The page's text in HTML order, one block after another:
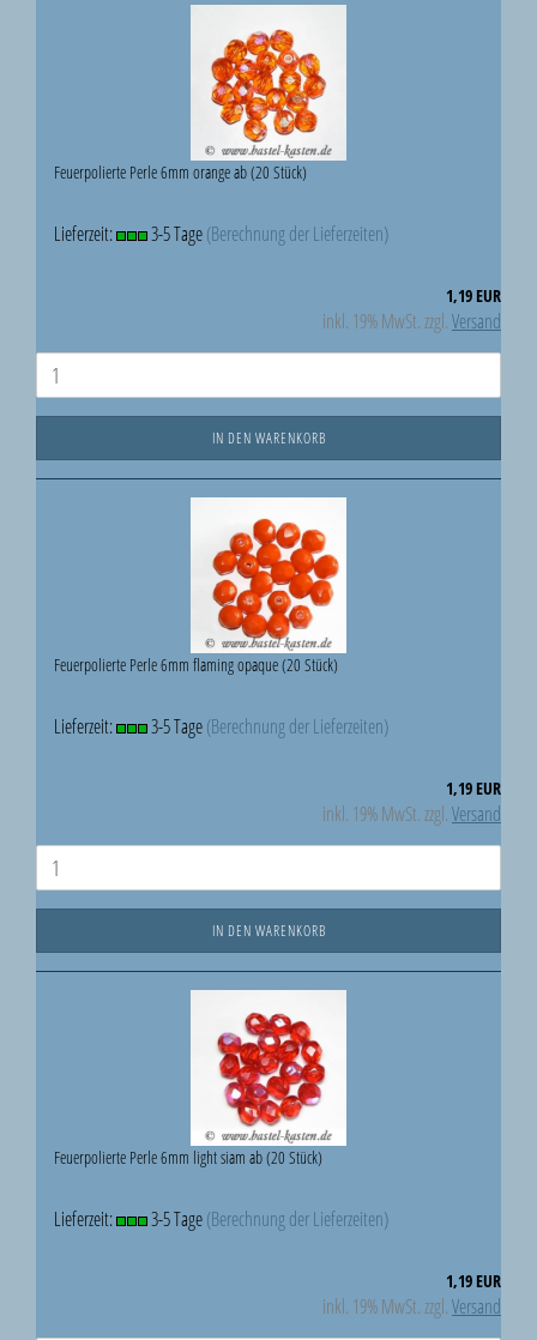
Feuerpolierte Perle 6mm orange ab (20 Stück)
Lieferzeit: 3-5 Tage(Berechnung der Lieferzeiten)
1,19 EUR
inkl. 19% MwSt. zzgl.Versand
IN DEN WARENKORB
Feuerpolierte Perle 6mm flaming opaque (20 Stück)
Lieferzeit: 3-5 Tage(Berechnung der Lieferzeiten)
1,19 EUR
inkl. 19% MwSt. zzgl.Versand
IN DEN WARENKORB
Feuerpolierte Perle 6mm light siam ab (20 Stück)
Lieferzeit: 3-5 Tage(Berechnung der Lieferzeiten)
1,19 EUR
inkl. 19% MwSt. zzgl.Versand